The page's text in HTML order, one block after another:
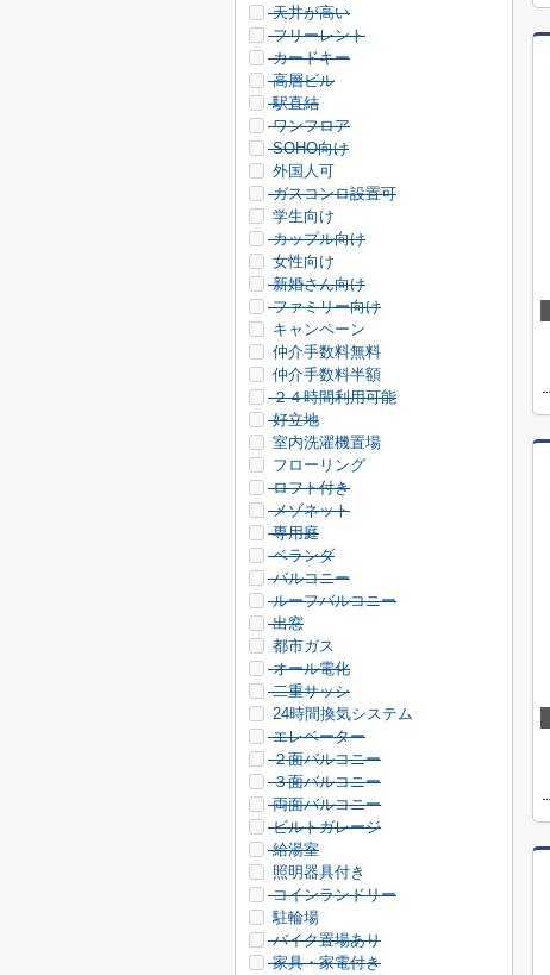
天井が高い
フリーレント
カードキー
高層ビル
駅直結
ワンフロア
SOHO向け
外国人可
ガスコンロ設置可
学生向け
カップル向け
女性向け
新婚さん向け
ファミリー向け
キャンペーン
仲介手数料無料
仲介手数料半額
２４時間利用可能
好立地
室内洗濯機置場
フローリング
ロフト付き
メゾネット
専用庭
ベランダ
バルコニー
ルーフバルコニー
出窓
都市ガス
オール電化
二重サッシ
24時間換気システム
エレベーター
２面バルコニー
３面バルコニー
両面バルコニー
ビルトガレージ
給湯室
照明器具付き
コインランドリー
駐輪場
バイク置場あり
家具・家電付き